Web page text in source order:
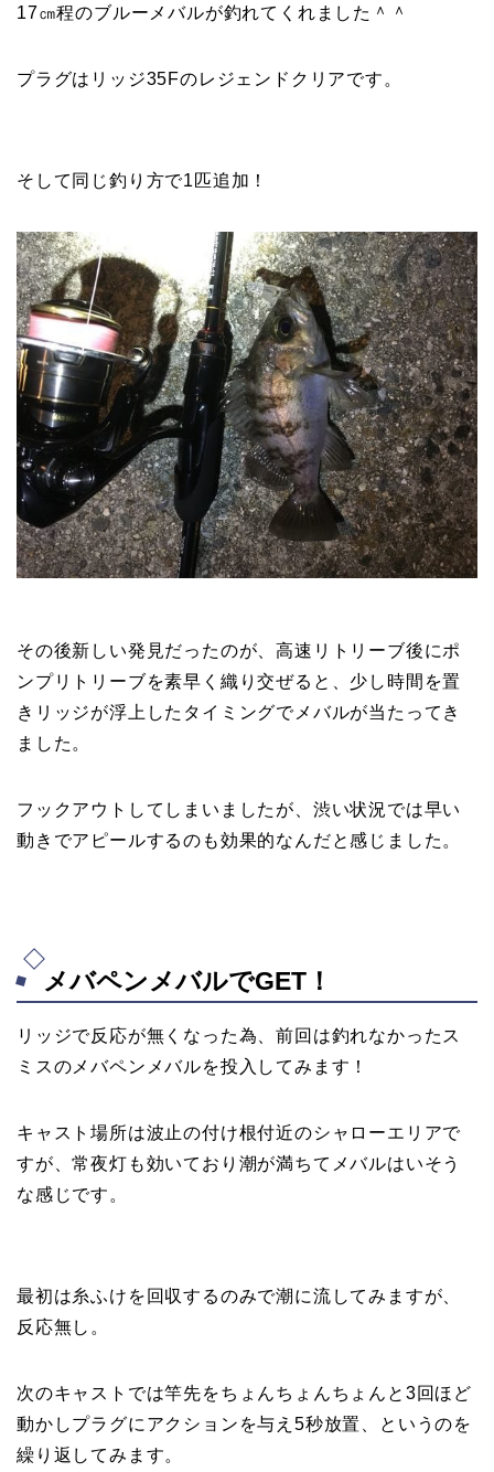
17㎝程のブルーメバルが釣れてくれました＾＾
プラグはリッジ35Fのレジェンドクリアです。
そして同じ釣り方で1匹追加！
その後新しい発見だったのが、高速リトリーブ後にポ
ンプリトリーブを素早く織り交ぜると、少し時間を置
きリッジが浮上したタイミングでメバルが当たってき
ました。
フックアウトしてしまいましたが、渋い状況では早い
動きでアピールするのも効果的なんだと感じました。
メバペンメバルでGET！
リッジで反応が無くなった為、前回は釣れなかったス
ミスのメバペンメバルを投入してみます！
キャスト場所は波止の付け根付近のシャローエリアで
すが、常夜灯も効いており潮が満ちてメバルはいそう
な感じです。
最初は糸ふけを回収するのみで潮に流してみますが、
反応無し。
次のキャストでは竿先をちょんちょんちょんと3回ほど
動かしプラグにアクションを与え5秒放置、というのを
繰り返してみます。